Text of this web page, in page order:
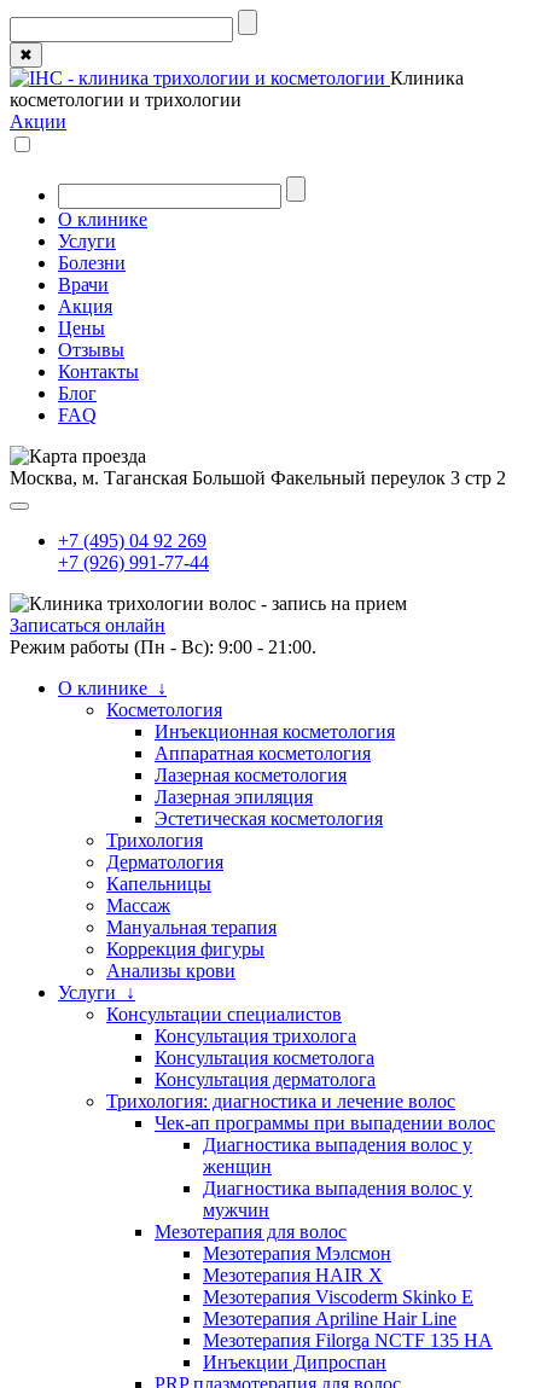
✖
Клиника
косметологии и трихологии
Акции
О клинике
Услуги
Болезни
Врачи
Акция
Цены
Отзывы
Контакты
Блог
FAQ
Москва, м. Таганская Большой Факельный переулок 3 стр 2
+7 (495) 04 92 269
+7 (926) 991-77-44
Записаться онлайн
Режим работы (Пн - Вс): 9:00 - 21:00.
О клинике ↓
Косметология
Инъекционная косметология
Аппаратная косметология
Лазерная косметология
Лазерная эпиляция
Эстетическая косметология
Трихология
Дерматология
Капельницы
Массаж
Мануальная терапия
Коррекция фигуры
Анализы крови
Услуги ↓
Консультации специалистов
Консультация трихолога
Консультация косметолога
Консультация дерматолога
Трихология: диагностика и лечение волос
Чек-ап программы при выпадении волос
Диагностика выпадения волос у
женщин
Диагностика выпадения волос у
мужчин
Мезотерапия для волос
Мезотерапия Мэлсмон
Мезотерапия HAIR X
Мезотерапия Viscoderm Skinko E
Мезотерапия Apriline Hair Line
Мезотерапия Filorga NCTF 135 HA
Инъекции Дипроспан
PRP плазмотерапия для волос